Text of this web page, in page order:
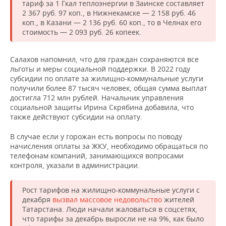
НЕФТЕХИМИЯ
НЕФТЬ
ЭНЕРГЕТИКА
РОЗНИЧНАЯ ТОРГОВЛЯ
ТРАНСПОРТ
УСЛУГИ
НОВОСТИ ТЕХНОЛОГИЙ
IT
МЕДИА
ТЕЛЕКОММУНИКАЦИИ
МЕРОПРИЯТИЯ
НОВОСТИ МЕРОПРИЯТИЙ
ВЫЕЗДНАЯ РЕДАКЦИЯ
БИЗНЕС-БРАНЧИ
ONLINE-КОНФЕРЕНЦИИ
ОТКРЫТАЯ ЛЕКЦИЯ
СПОРТ
НОВОСТИ СПОРТА
ФУТБОЛ
ХОККЕЙ
БАСКЕТБОЛ
ВОЛЕЙБОЛ
КИБЕРСПОРТ
ФИГУРНОЕ КАТАНИЕ
ОБЩЕСТВО
НОВОСТИ ОБЩЕСТВА
ВЛАСТЬ
ИНФРАСТРУКТУРА
ИСТОРИЯ
КУЛЬТУРА
МЕДИЦИНА
ФОТОГАЛЕРЕЯ
СЮЖЕТЫ
СПРАВОЧНИК
СПИСОК ПЕРСОН
СПИСОК КОМПАНИЙ
ПОЛНАЯ ВЕРСИЯ
тариф за 1 Гкал теплоэнергии в Заинске составляет
2 367 руб. 97 коп., в Нижнекамске — 2 158 руб. 46
коп., в Казани — 2 136 руб. 60 коп., то в Челнах его
стоимость — 2 093 руб. 26 копеек.
Салахов напомнил, что для граждан сохраняются все
льготы и меры социальной поддержки. В 2022 году
субсидии по оплате за жилищно-коммунальные услуги
получили более 87 тысяч человек, общая сумма выплат
достигла 712 млн рублей. Начальник управления
социальной защиты Ирина Скрябина добавила, что
также действуют субсидии на оплату.
В случае если у горожан есть вопросы по поводу
начисления оплаты за ЖКУ, необходимо обращаться по
телефонам компаний, занимающихся вопросами
контроля, указали в администрации.
Рост тарифов на жилищно-коммунальные услуги с
декабря вызвал массовое недовольство жителей
Татарстана. Люди начали жаловаться в соцсетях,
что тарифы за декабрь выросли не на 9%, как было